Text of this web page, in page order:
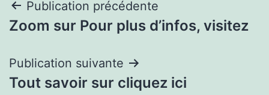
Navigation
de
l’article
Publication précédente
Zoom sur Pour plus d’infos, visitez
Publication suivante
Tout savoir sur cliquez ici